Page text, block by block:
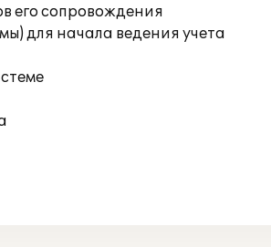
его сопровождения
для начала ведения учета